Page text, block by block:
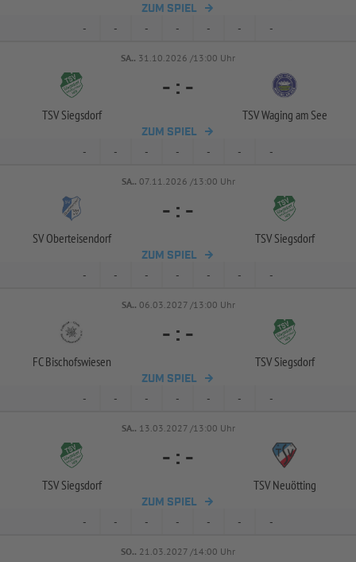
ZUM SPIEL
- - - - - - -
SA.. 31.10.2026 /13:00 Uhr
TSV Siegsdorf
- : -
TSV Waging am See
ZUM SPIEL
- - - - - - -
SA.. 07.11.2026 /13:00 Uhr
SV Oberteisendorf
- : -
TSV Siegsdorf
ZUM SPIEL
- - - - - - -
SA.. 06.03.2027 /13:00 Uhr
FC Bischofswiesen
- : -
TSV Siegsdorf
ZUM SPIEL
- - - - - - -
SA.. 13.03.2027 /13:00 Uhr
TSV Siegsdorf
- : -
TSV Neuötting
ZUM SPIEL
- - - - - - -
SO.. 21.03.2027 /14:00 Uhr